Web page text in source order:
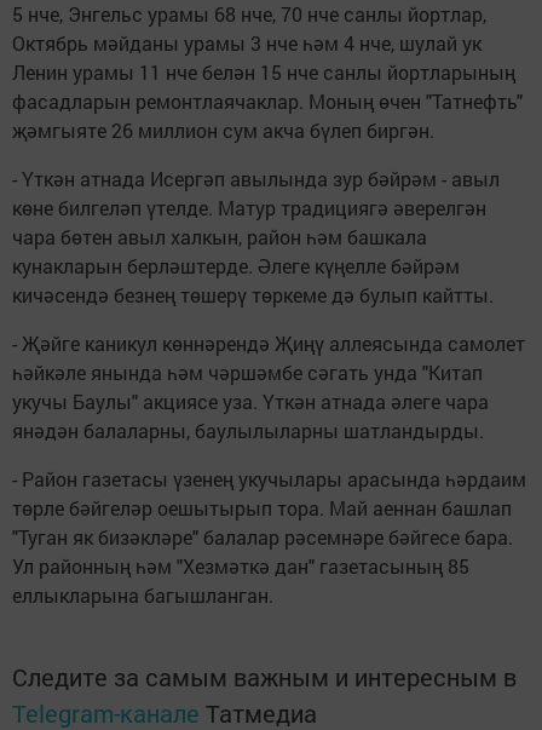
5 нче, Энгельс урамы 68 нче, 70 нче санлы йортлар,
Октябрь мәйданы урамы 3 нче һәм 4 нче, шулай ук
Ленин урамы 11 нче белән 15 нче санлы йортларының
фасадларын ремонтлаячаклар. Моның өчен "Татнефть"
җәмгыяте 26 миллион сум акча бүлеп биргән.
- Үткән атнада Исергәп авылында зур бәйрәм - авыл
көне билгеләп үтелде. Матур традициягә әверелгән
чара бөтен авыл халкын, район һәм башкала
кунакларын берләштерде. Әлеге күңелле бәйрәм
кичәсендә безнең төшерү төркеме дә булып кайтты.
- Җәйге каникул көннәрендә Җиңү аллеясында самолет
һәйкәле янында һәм чәршәмбе сәгать унда "Китап
укучы Баулы" акциясе уза. Үткән атнада әлеге чара
янәдән балаларны, баулылыларны шатландырды.
- Район газетасы үзенең укучылары арасында һәрдаим
төрле бәйгеләр оешытырып тора. Май аеннан башлап
"Туган як бизәкләре" балалар рәсемнәре бәйгесе бара.
Ул районның һәм "Хезмәткә дан" газетасының 85
еллыкларына багышланган.
Следите за самым важным и интересным в
Telegram-канале Татмедиа